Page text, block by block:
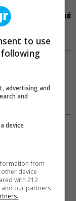
περφόρμανς της
Θέατρο Πειραιά
των Φουντούλη-
στην Ταράτσα του
to use
advertising and
and
device
from
device
with 212
and our partners